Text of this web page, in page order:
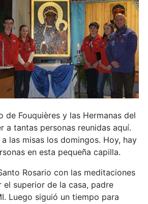
de Fouquières y las Hermanas del
a tantas personas reunidas aquí.
las misas los domingos. Hoy, hay
en esta pequeña capilla.
Rosario con las meditaciones
superior de la casa, padre
Luego siguió un tiempo para